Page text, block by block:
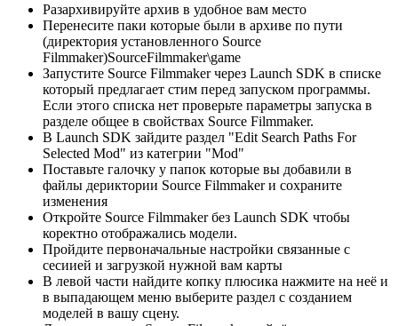
Разархивируйте архив в удобное вам место
Перенесите паки которые были в архиве по пути
(директория установленного Source
Filmmaker)SourceFilmmaker\game
Запустите Source Filmmaker через Launch SDK в списке
который предлагает стим перед запуском программы.
Если этого списка нет проверьте параметры запуска в
разделе общее в свойствах Source Filmmaker.
В Launch SDK зайдите раздел "Edit Search Paths For
Selected Mod" из категрии "Mod"
Поставьте галочку у папок которые вы добавили в
файлы дериктории Source Filmmaker и сохраните
изменения
Откройте Source Filmmaker без Launch SDK чтобы
коректно отображались модели.
Пройдите первоначальные настройки связанные с
сесиией и загрузкой нужной вам карты
В левой части найдите копку плюсика нажмите на неё и
в выпадающем меню выберите раздел с созданием
моделей в вашу сцену.